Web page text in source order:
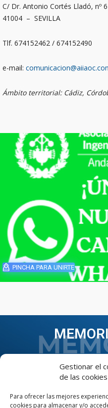
Gestionar el
de las cookies
Para ofrecer las mejores
cookies para almacenar y/o
C/ Dr. Antonio Cortés Lladó, nº 6
41004 – SEVILLA
Tlf. 674152462 / 674152490
e-mail:
Ámbito territorial: Cádiz,
PINCHA PARA UNIRTE